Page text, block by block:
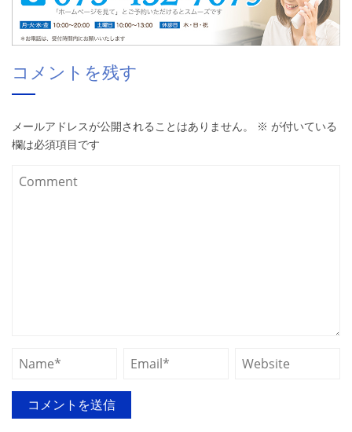
コメントを残す
メールアドレスが公開されることはありません。 ※ が付いている
欄は必須項目です